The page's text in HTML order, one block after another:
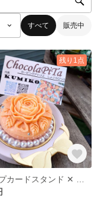
すべて 販売中
残り1点